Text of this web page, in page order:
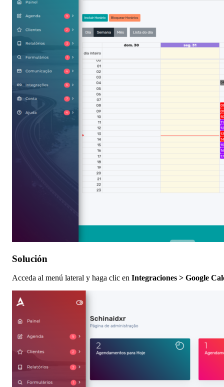
Solución
Acceda al menú lateral y haga clic en Integraciones > Google